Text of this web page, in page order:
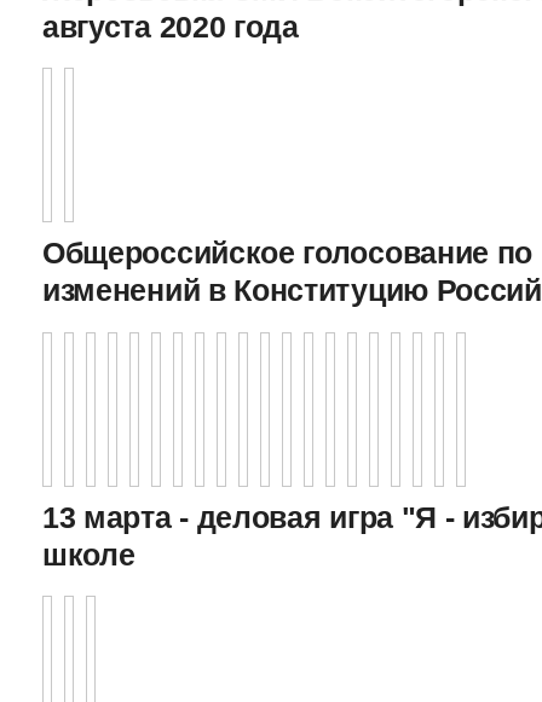
августа 2020 года
Общероссийское голосование
изменений в Конституцию
13 марта - деловая игра "Я -
школе